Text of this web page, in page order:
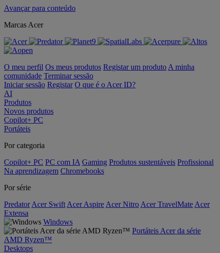
Avançar para conteúdo
Marcas Acer
O meu perfil Os meus produtos Registar um produto A minha
comunidade Terminar sessão
Iniciar sessão Registar O que é o Acer ID?
AI
Produtos
Novos produtos
Copilot+ PC
Portáteis
Por categoria
Copilot+ PC PC com IA Gaming Produtos sustentáveis Profissional
Na aprendizagem Chromebooks
Por série
Predator Acer Swift Acer Aspire Acer Nitro Acer TravelMate Acer
Extensa
Windows
Portáteis Acer da série
AMD Ryzen™
Desktops